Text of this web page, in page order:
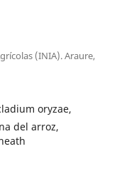
(INIA). Araure,
oryzae,
del arroz,